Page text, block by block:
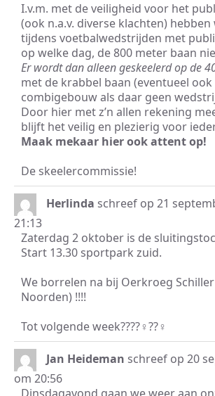
I.v.m. met de veiligheid voor het
(ook n.a.v. diverse klachten)
tijdens voetbalwedstrijden met
op welke dag, de 800 meter baan
Er wordt dan alleen geskeelerd op de
met de krabbel baan (eventueel
combigebouw als daar geen
Door hier met z’n allen rekening
blijft het veilig en plezierig voor
Maak mekaar hier ook attent op!
De skeelercommissie!
Herlinda schreef op 21
21:13
Zaterdag 2 oktober is de
Start 13.30 sportpark zuid.
We borrelen na bij Oerkroeg
Noorden) !!!!
Tot volgende week????‍♀️??‍♀️
Jan Heideman schreef op 20
om 20:56